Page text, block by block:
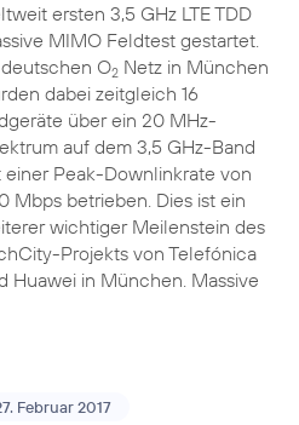
ersten 3,5 GHz LTE TDD
MIMO Feldtest gestartet.
O2Netz in München
dabei zeitgleich 16
über ein 20 MHz-
auf dem 3,5 GHz-Band
einer Peak-Downlinkrate von
Mbps betrieben. Dies ist ein
wichtiger Meilenstein des
Projekts von Telefónica
Huawei in München. Massive
Februar 2017